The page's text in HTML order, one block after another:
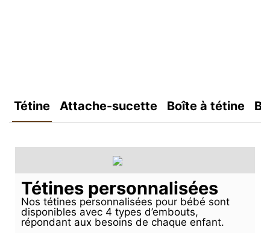
Tétine Attache-sucette Boîte à tétine
Tétines personnalisées
Nos tétines personnalisées pour bébé sont
disponibles avec 4 types d’embouts,
répondant aux besoins de chaque enfant.